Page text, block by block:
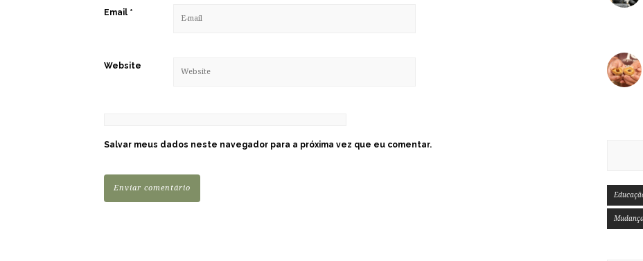
Email *
Website
Salvar meus dados neste navegador para a próxima vez que eu comentar.